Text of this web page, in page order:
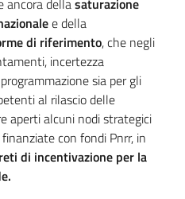
ancora dellasaturazione
e della
di riferimento, che negli
incertezza
sia per gli
al rilascio delle
aperti alcuni nodi strategici
finanziate con fondi Pnrr, in
di incentivazione per la